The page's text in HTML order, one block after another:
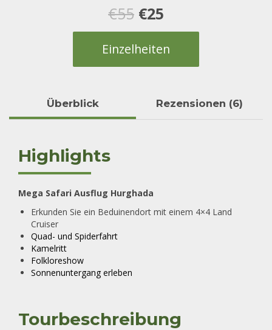
auf
Kundenbewertungen
€55 Ursprünglicher
Preis
war:
€25
Preis
ist:
Einzelheiten
Überblick Rezensionen (6)
Highlights
Mega Safari Ausflug Hurghada
Erkunden Sie ein Beduinendort mit einem 4×4 Land
Cruiser
Quad- und Spiderfahrt
Kamelritt
Folkloreshow
Sonnenuntergang erleben
Tourbeschreibung